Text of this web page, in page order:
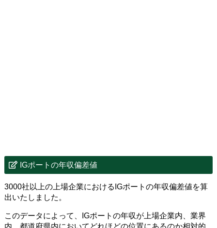
IGポートの年収偏差値
3000社以上の上場企業におけるIGポートの年収偏差値を算
出いたしました。
このデータによって、IGポートの年収が上場企業内、業界
内、都道府県内においてどれほどの位置にあるのか相対的